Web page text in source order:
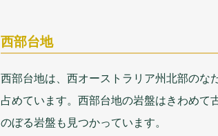
西部台地
西部台地は、 西オーストラリア州北部のな
占めています。 西部台地の岩盤はきわめて
のぼる岩盤 も 見つかっています。